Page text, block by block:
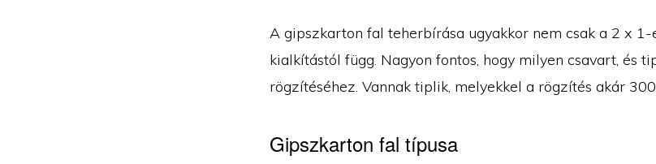
A gipszkarton fal teherbírása ugyakkor nem csak a 2 x 1-
kialkítástól függ. Nagyon fontos, hogy milyen csavart, és
rögzítéséhez. Vannak tiplik, melyekkel a rögzítés akár
Gipszkarton fal típusa